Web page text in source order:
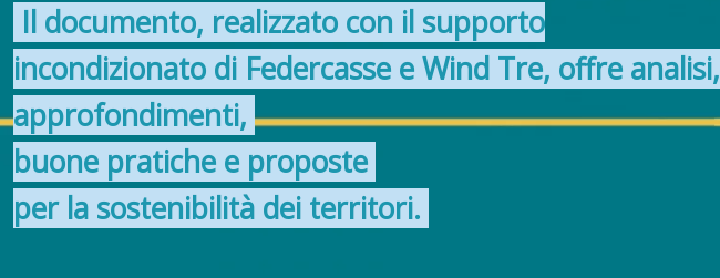
Il documento, realizzato con il supporto
incondizionato di Federcasse e Wind Tre, offre analisi,
approfondimenti,
buone pratiche e proposte
per la sostenibilità dei territori.